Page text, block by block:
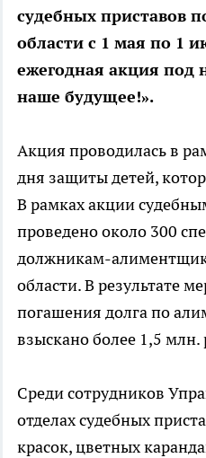
судебных приставов
области с 1 мая по 1
ежегодная акция под
наше будущее!».
Акция проводилась в
дня защиты детей,
В рамках акции
проведено около 300
должникам-
области. В результате
погашения долга по
взыскано более 1,5 млн.
Среди сотрудников
отделах судебных
красок, цветных